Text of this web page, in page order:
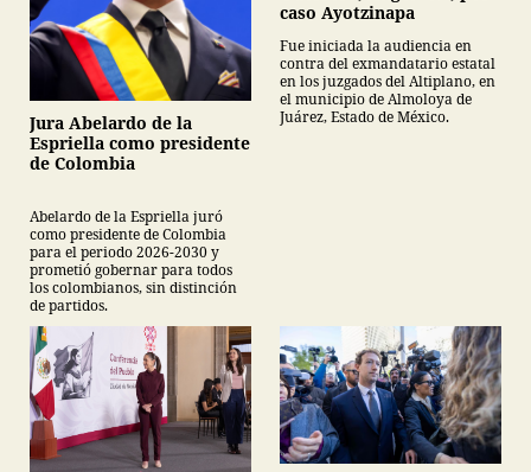
Jura Abelardo de la
Espriella como presidente
de Colombia
Abelardo de la Espriella juró
como presidente de Colombia
para el periodo 2026-2030 y
prometió gobernar para todos
los colombianos, sin distinción
de partidos.
caso Ayotzinapa
Fue iniciada la audiencia en
contra del exmandatario estatal
en los juzgados del Altiplano, en
el municipio de Almoloya de
Juárez, Estado de México.